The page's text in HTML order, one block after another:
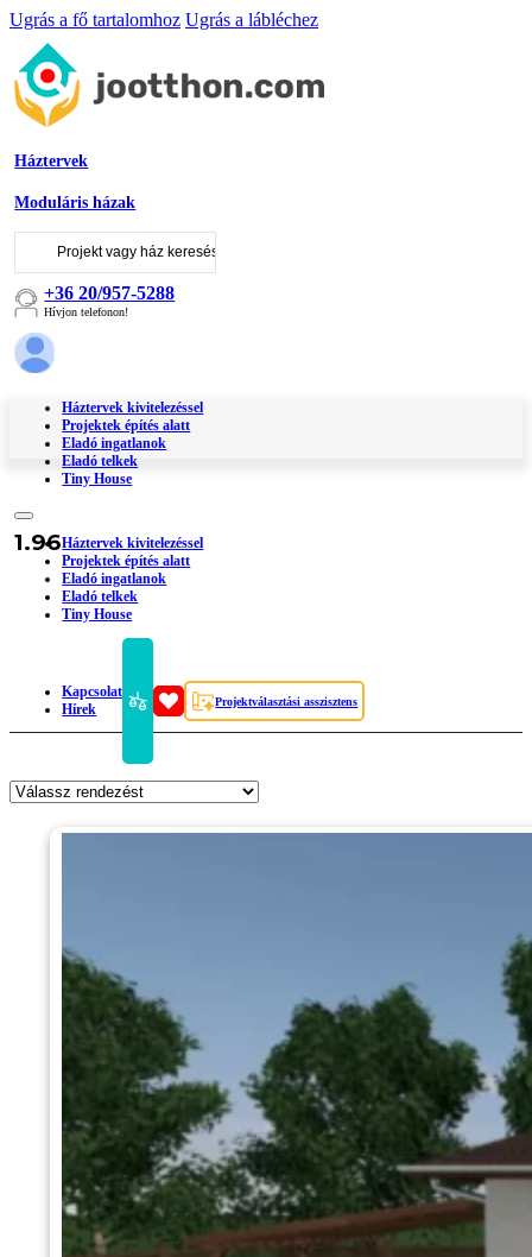
Ugrás a fő tartalomhoz Ugrás a lábléchez
Háztervek
Moduláris házak
+36 20/957-5288
Hívjon telefonon!
Háztervek kivitelezéssel
Projektek építés alatt
Eladó ingatlanok
Eladó telkek
Tiny House
Háztervek kivitelezéssel
Projektek építés alatt
Eladó ingatlanok
Eladó telkek
Tiny House
Kapcsolat
Hírek
Projektválasztási asszisztens
1.96